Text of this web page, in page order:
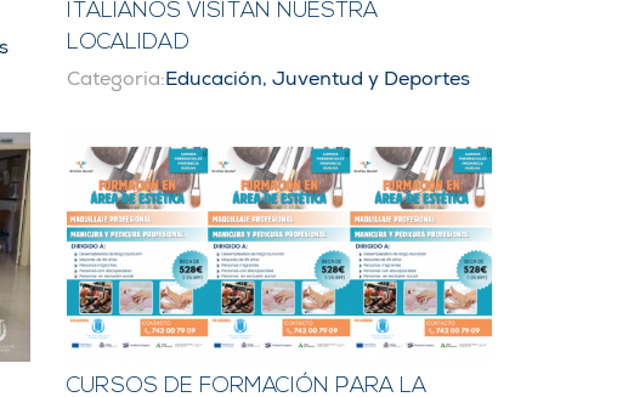
ITALIANOS VISITAN NUESTRA
LOCALIDAD
Categoria:Educación, Juventud y Deportes
CURSOS DE FORMACIÓN PARA LA